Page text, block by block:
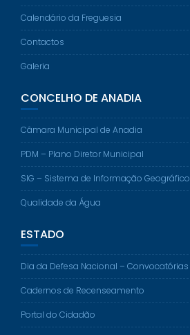
Calendário da Freguesia
Contactos
Galeria
CONCELHO DE ANADIA
Câmara Municipal de Anadia
PDM – Plano Diretor Municipal
SIG – Sistema de Informação Geográfico
Qualidade da Água
ESTADO
Dia da Defesa Nacional – Convocatórias
Cadernos de Recenseamento
Portal do Cidadão